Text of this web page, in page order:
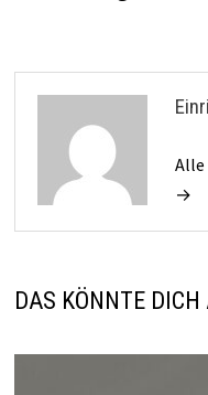
Alle
→
DAS KÖNNTE DICH